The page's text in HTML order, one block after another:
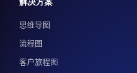
思维导图
流程图
客户旅程图